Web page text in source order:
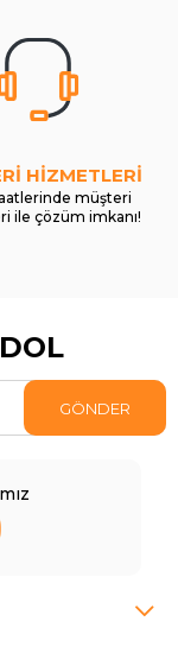
HİZMETLERİ
müşteri
ile çözüm imkanı!
GÖNDER